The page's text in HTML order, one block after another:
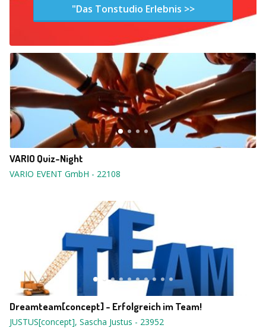
"Das Tonstudio Erlebnis >>
VARIO Quiz-Night
VARIO EVENT GmbH - 22108
Dreamteam[concept] - Erfolgreich im Team!
JUSTUS[concept], Sascha Justus - 23952